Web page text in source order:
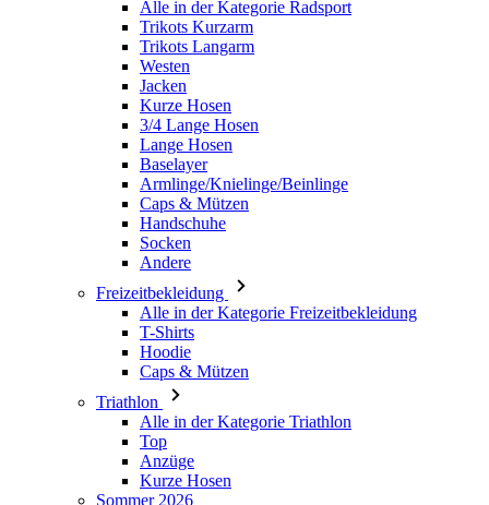
Kurze Hosen
3/4 Lange Hosen
Lange Hosen
Baselayer
Armlinge/Knielinge/Beinlinge
Caps & Mützen
Handschuhe
Socken
Andere
Freizeitbekleidung
Alle in der Kategorie Freizeitbekleidung
T-Shirts
Hoodie
Caps & Mützen
Triathlon
Alle in der Kategorie Triathlon
Top
Anzüge
Kurze Hosen
Sommer 2026
Team-Repliken
Special Editions
Ausverkauf
Geschenkgutscheine